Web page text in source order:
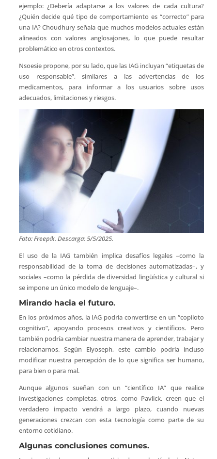
ejemplo: ¿Debería adaptarse a los valores de cada cultura?
¿Quién decide qué tipo de comportamiento es “correcto” para
una IA? Choudhury señala que muchos modelos actuales están
alineados con valores anglosajones, lo que puede resultar
problemático en otros contextos.
Nsoesie propone, por su lado, que las IAG incluyan “etiquetas de
uso responsable”, similares a las advertencias de los
medicamentos, para informar a los usuarios sobre usos
adecuados, limitaciones y riesgos.
Foto: Freep!k. Descarga: 5/5/2025.
El uso de la IAG también implica desafíos legales –como la
responsabilidad de la toma de decisiones automatizadas–, y
sociales –como la pérdida de diversidad lingüística y cultural si
se impone un único modelo de lenguaje–.
Mirando hacia el futuro.
En los próximos años, la IAG podría convertirse en un “copiloto
cognitivo”, apoyando procesos creativos y científicos. Pero
también podría cambiar nuestra manera de aprender, trabajar y
relacionarnos. Según Elyoseph, este cambio podría incluso
modificar nuestra percepción de lo que significa ser humano,
para bien o para mal.
Aunque algunos sueñan con un “científico IA” que realice
investigaciones completas, otros, como Pavlick, creen que el
verdadero impacto vendrá a largo plazo, cuando nuevas
generaciones crezcan con esta tecnología como parte de su
entorno cotidiano.
Algunas conclusiones comunes.